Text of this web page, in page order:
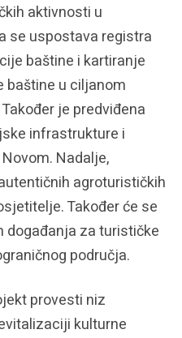
aktivnosti u
se uspostava registra
baštine i kartiranje
baštine u ciljanom
je predviđena
infrastrukture i
Nadalje,
agroturističkih
Također će se
događanja za turističke
područja.
provesti niz
kulturne